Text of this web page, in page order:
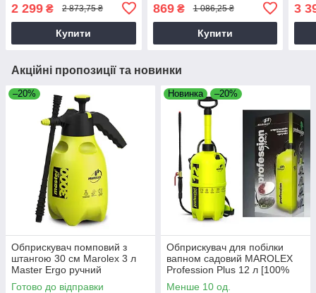
2 299 ₴ 2 873,75 ₴
Купити
869₴ 1 086,25 ₴
Купити
3
Акційні пропозиції та новинки
–20%
Обприскувач помповий з
штангою 30 см Marolex 3 л
Master Ergo ручний
[Оригінал]
Готово до відправки
Новинка –20%
Обприскувач для побілки
вапном садовий MAROLEX
Profession Plus 12 л [100%
Оригінал]
Менше 10 од.